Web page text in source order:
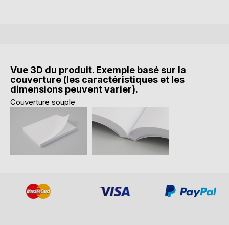
Vue 3D du produit. Exemple basé sur la
couverture (les caractéristiques et les
dimensions peuvent varier).
Couverture souple